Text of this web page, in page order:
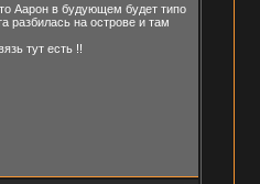
Аарон в будующем будет типо
разбилась на острове и там
тут есть !!